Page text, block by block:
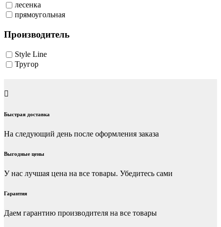
лесенка
прямоугольная
Производитель
Style Line
Тругор
Быстрая доставка
На следующий день после оформления заказа
Выгодные цены
У нас лучшая цена на все товары. Убедитесь сами
Гарантия
Даем гарантию производителя на все товары